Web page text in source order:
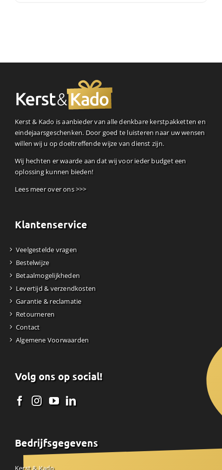
Kerst & Kado is aanbieder van alle denkbare kerstpakketten en
eindejaarsgeschenken. Door goed te luisteren naar uw wensen
willen wij u op doeltreffende wijze van dienst zijn.
Wij hechten er waarde aan dat wij voor ieder budget een
oplossing kunnen bieden!
Lees meer over ons >>>
Klantenservice
Veelgestelde vragen
Bestelwijze
Betaalmogelijkheden
Levertijd & verzendkosten
Garantie & reclamatie
Retourneren
Contact
Algemene Voorwaarden
Volg ons op social!
Bedrijfsgegevens
Kerst & Kado